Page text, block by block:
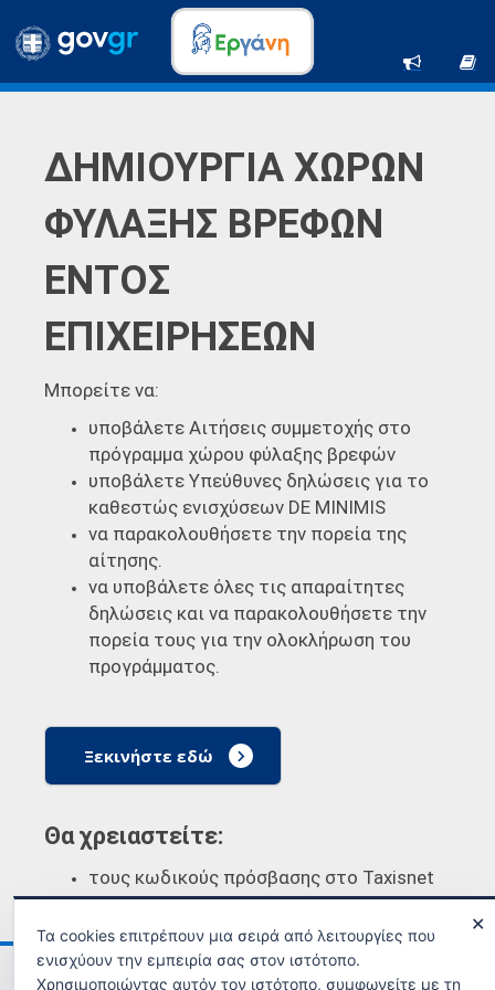
ΔΗΜΙΟΥΡΓΙΑ ΧΩΡΩΝ
ΦΥΛΑΞΗΣ ΒΡΕΦΩΝ
ΕΝΤΟΣ
ΕΠΙΧΕΙΡΗΣΕΩΝ
Μπορείτε να:
υποβάλετε Αιτήσεις συμμετοχής στο
πρόγραμμα χώρου φύλαξης βρεφών
υποβάλετε Υπεύθυνες δηλώσεις για το
καθεστώς ενισχύσεων DE MINIMIS
να παρακολουθήσετε την πορεία της
αίτησης.
να υποβάλετε όλες τις απαραίτητες
δηλώσεις και να παρακολουθήσετε την
πορεία τους για την ολοκλήρωση του
προγράμματος.
Ξεκινήστε εδώ
Θα χρειαστείτε:
τους κωδικούς πρόσβασης στο Taxisnet
Ανακοινώσεις Όροι χρήσης
✕
Τα cookies επιτρέπουν μια σειρά από λειτουργίες που
ενισχύουν την εμπειρία σας στον ιστότοπο.
Χρησιμοποιώντας αυτόν τον ιστότοπο, συμφωνείτε με τη